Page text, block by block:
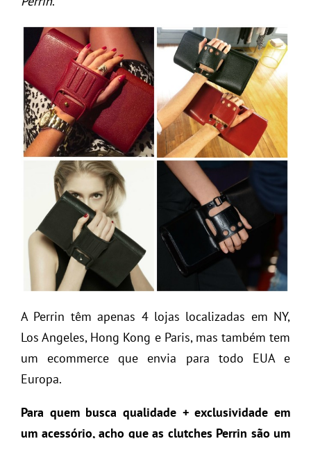
A Perrin têm apenas 4 lojas localizadas em NY,
Los Angeles, Hong Kong e Paris, mas também tem
um ecommerce que envia para todo EUA e
Europa.
Para quem busca qualidade + exclusividade em
um acessório, acho que as clutches Perrin são um